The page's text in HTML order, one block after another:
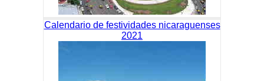
Calendario de festividades nicaraguenses
2021